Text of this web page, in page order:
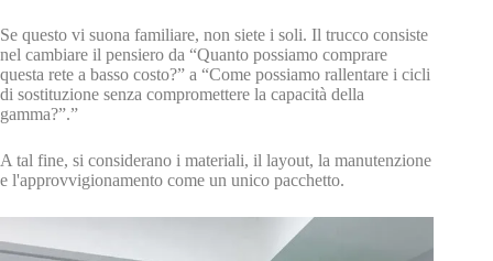
Se questo vi suona familiare, non siete i soli. Il trucco consiste
nel cambiare il pensiero da “Quanto possiamo comprare
questa rete a basso costo?” a “Come possiamo rallentare i cicli
di sostituzione senza compromettere la capacità della
gamma?”.”
A tal fine, si considerano i materiali, il layout, la manutenzione
e l'approvvigionamento come un unico pacchetto.